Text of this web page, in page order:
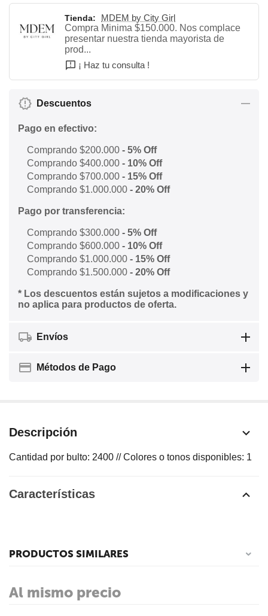
Tienda:
MDEM by City Girl
Compra Minima $150.000. Nos complace
presentar nuestra tienda mayorista de
prod...
¡ Haz tu consulta !
Descuentos
Pago en efectivo:
Comprando $200.000 - 5% Off
Comprando $400.000 - 10% Off
Comprando $700.000 - 15% Off
Comprando $1.000.000 - 20% Off
Pago por transferencia:
Comprando $300.000 - 5% Off
Comprando $600.000 - 10% Off
Comprando $1.000.000 - 15% Off
Comprando $1.500.000 - 20% Off
* Los descuentos están sujetos a modificaciones y
no aplica para productos de oferta.
Envíos
Métodos de Pago
Descripción
Cantidad por bulto: 2400 // Colores o tonos disponibles: 1
Características
PRODUCTOS SIMILARES
Al mismo precio